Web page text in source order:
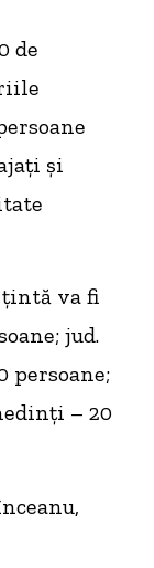
de
şi
va fi
jud.
persoane;
– 20